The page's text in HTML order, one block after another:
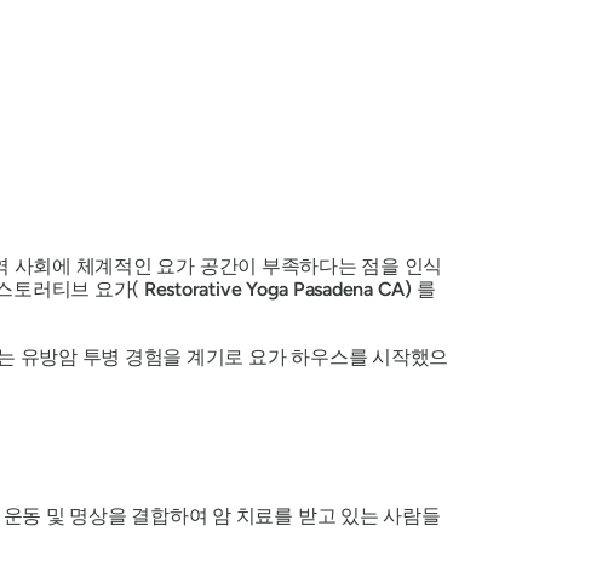
사회에 체계적인 요가 공간이 부족하다는 점을 인식
토러티브 요가( Restorative Yoga Pasadena CA) 를
유방암 투병 경험을 계기로 요가 하우스를 시작했으
동 및 명상을 결합하여 암 치료를 받고 있는 사람들